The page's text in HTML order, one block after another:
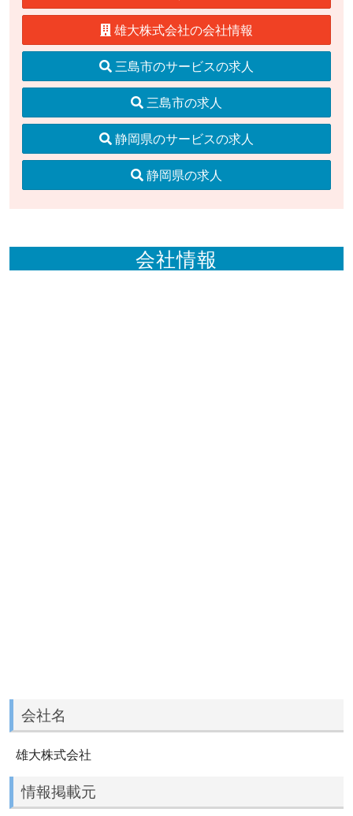
雄大株式会社の会社情報
三島市のサービスの求人
三島市の求人
静岡県のサービスの求人
静岡県の求人
会社情報
会社名
雄大株式会社
情報掲載元